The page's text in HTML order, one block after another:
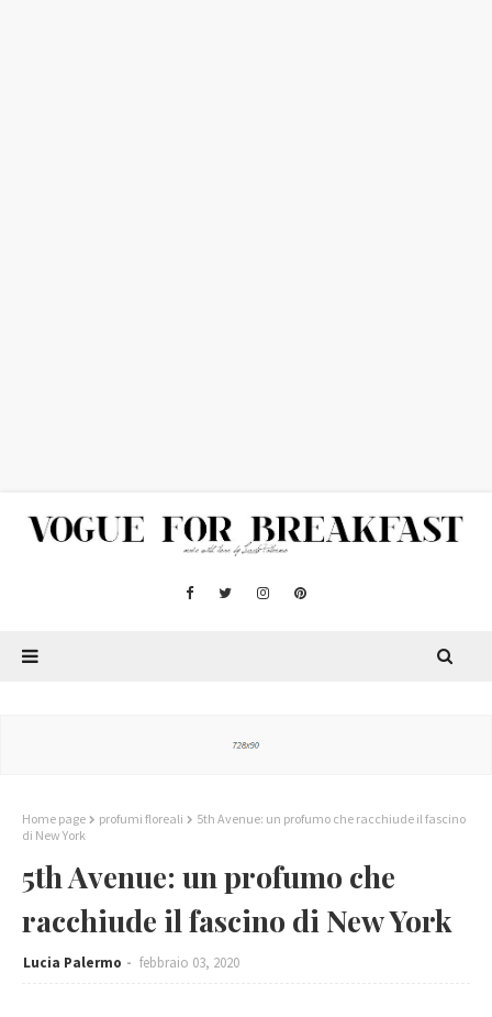
Home page profumi floreali
5th Avenue: un profumo che racchiude il fascino
di New York
5th Avenue: un profumo che
racchiude il fascino di New York
Lucia Palermo febbraio 03, 2020